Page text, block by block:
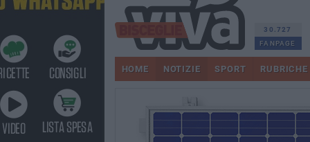
30.727
FANPAGE
HOME NOTIZIE SPORT RUBRICHE